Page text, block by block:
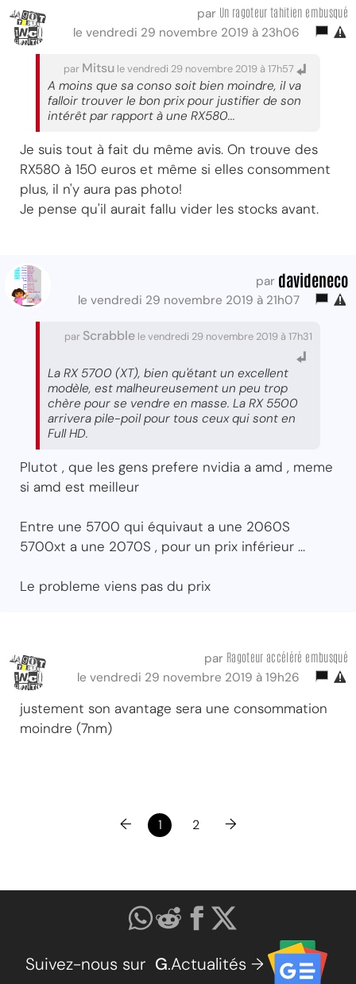
par Un ragoteur tahitien embusqué
le vendredi 29 novembre 2019 à 23h06
par Mitsu le vendredi 29 novembre 2019 à 17h57
A moins que sa conso soit bien moindre, il va
falloir trouver le bon prix pour justifier de son
intérêt par rapport à une RX580...
Je suis tout à fait du même avis. On trouve des
RX580 à 150 euros et même si elles consomment
plus, il n'y aura pas photo!
Je pense qu'il aurait fallu vider les stocks avant.
par davideneco
le vendredi 29 novembre 2019 à 21h07
par Scrabble le vendredi 29 novembre 2019 à 17h31
La RX 5700 (XT), bien qu'étant un excellent
modèle, est malheureusement un peu trop
chère pour se vendre en masse. La RX 5500
arrivera pile-poil pour tous ceux qui sont en
Full HD.
Plutot , que les gens prefere nvidia a amd , meme
si amd est meilleur
Entre une 5700 qui équivaut a une 2060S
5700xt a une 2070S , pour un prix inférieur ...
Le probleme viens pas du prix
par Ragoteur accéléré embusqué
le vendredi 29 novembre 2019 à 19h26
justement son avantage sera une consommation
moindre (7nm)
← 1 2 →
Suivez-nous sur G.Actualités →